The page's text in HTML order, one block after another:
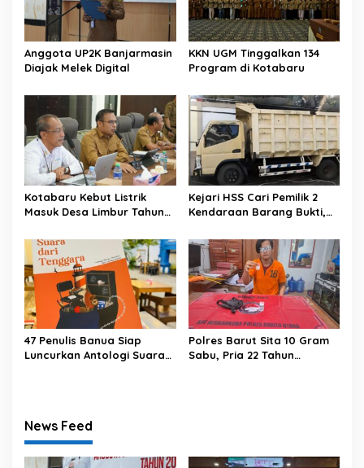
Anggota UP2K Banjarmasin
Diajak Melek Digital
KKN UGM Tinggalkan 134
Program di Kotabaru
Kotabaru Kebut Listrik
Masuk Desa Limbur Tahun
Kejari HSS Cari Pemilik 2
Kendaraan Barang Bukti,
47 Penulis Banua Siap
Luncurkan Antologi Suara
Polres Barut Sita 10 Gram
Sabu, Pria 22 Tahun
News Feed